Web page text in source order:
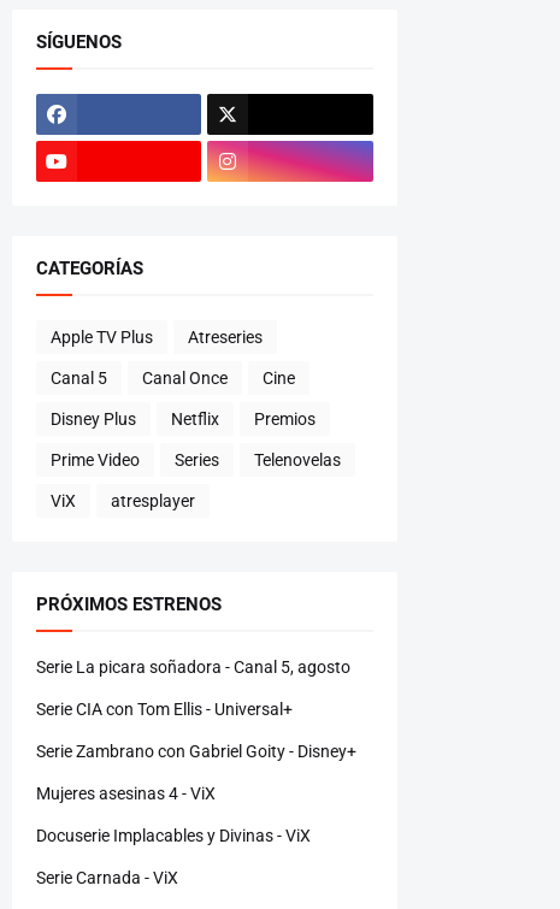
SÍGUENOS
CATEGORÍAS
Apple TV Plus Atreseries
Canal 5 Canal Once Cine
Disney Plus Netflix Premios
Prime Video Series Telenovelas
ViX atresplayer
PRÓXIMOS ESTRENOS
Serie La picara soñadora - Canal 5, agosto
Serie CIA con Tom Ellis - Universal+
Serie Zambrano con Gabriel Goity - Disney+
Mujeres asesinas 4 - ViX
Docuserie Implacables y Divinas - ViX
Serie Carnada - ViX